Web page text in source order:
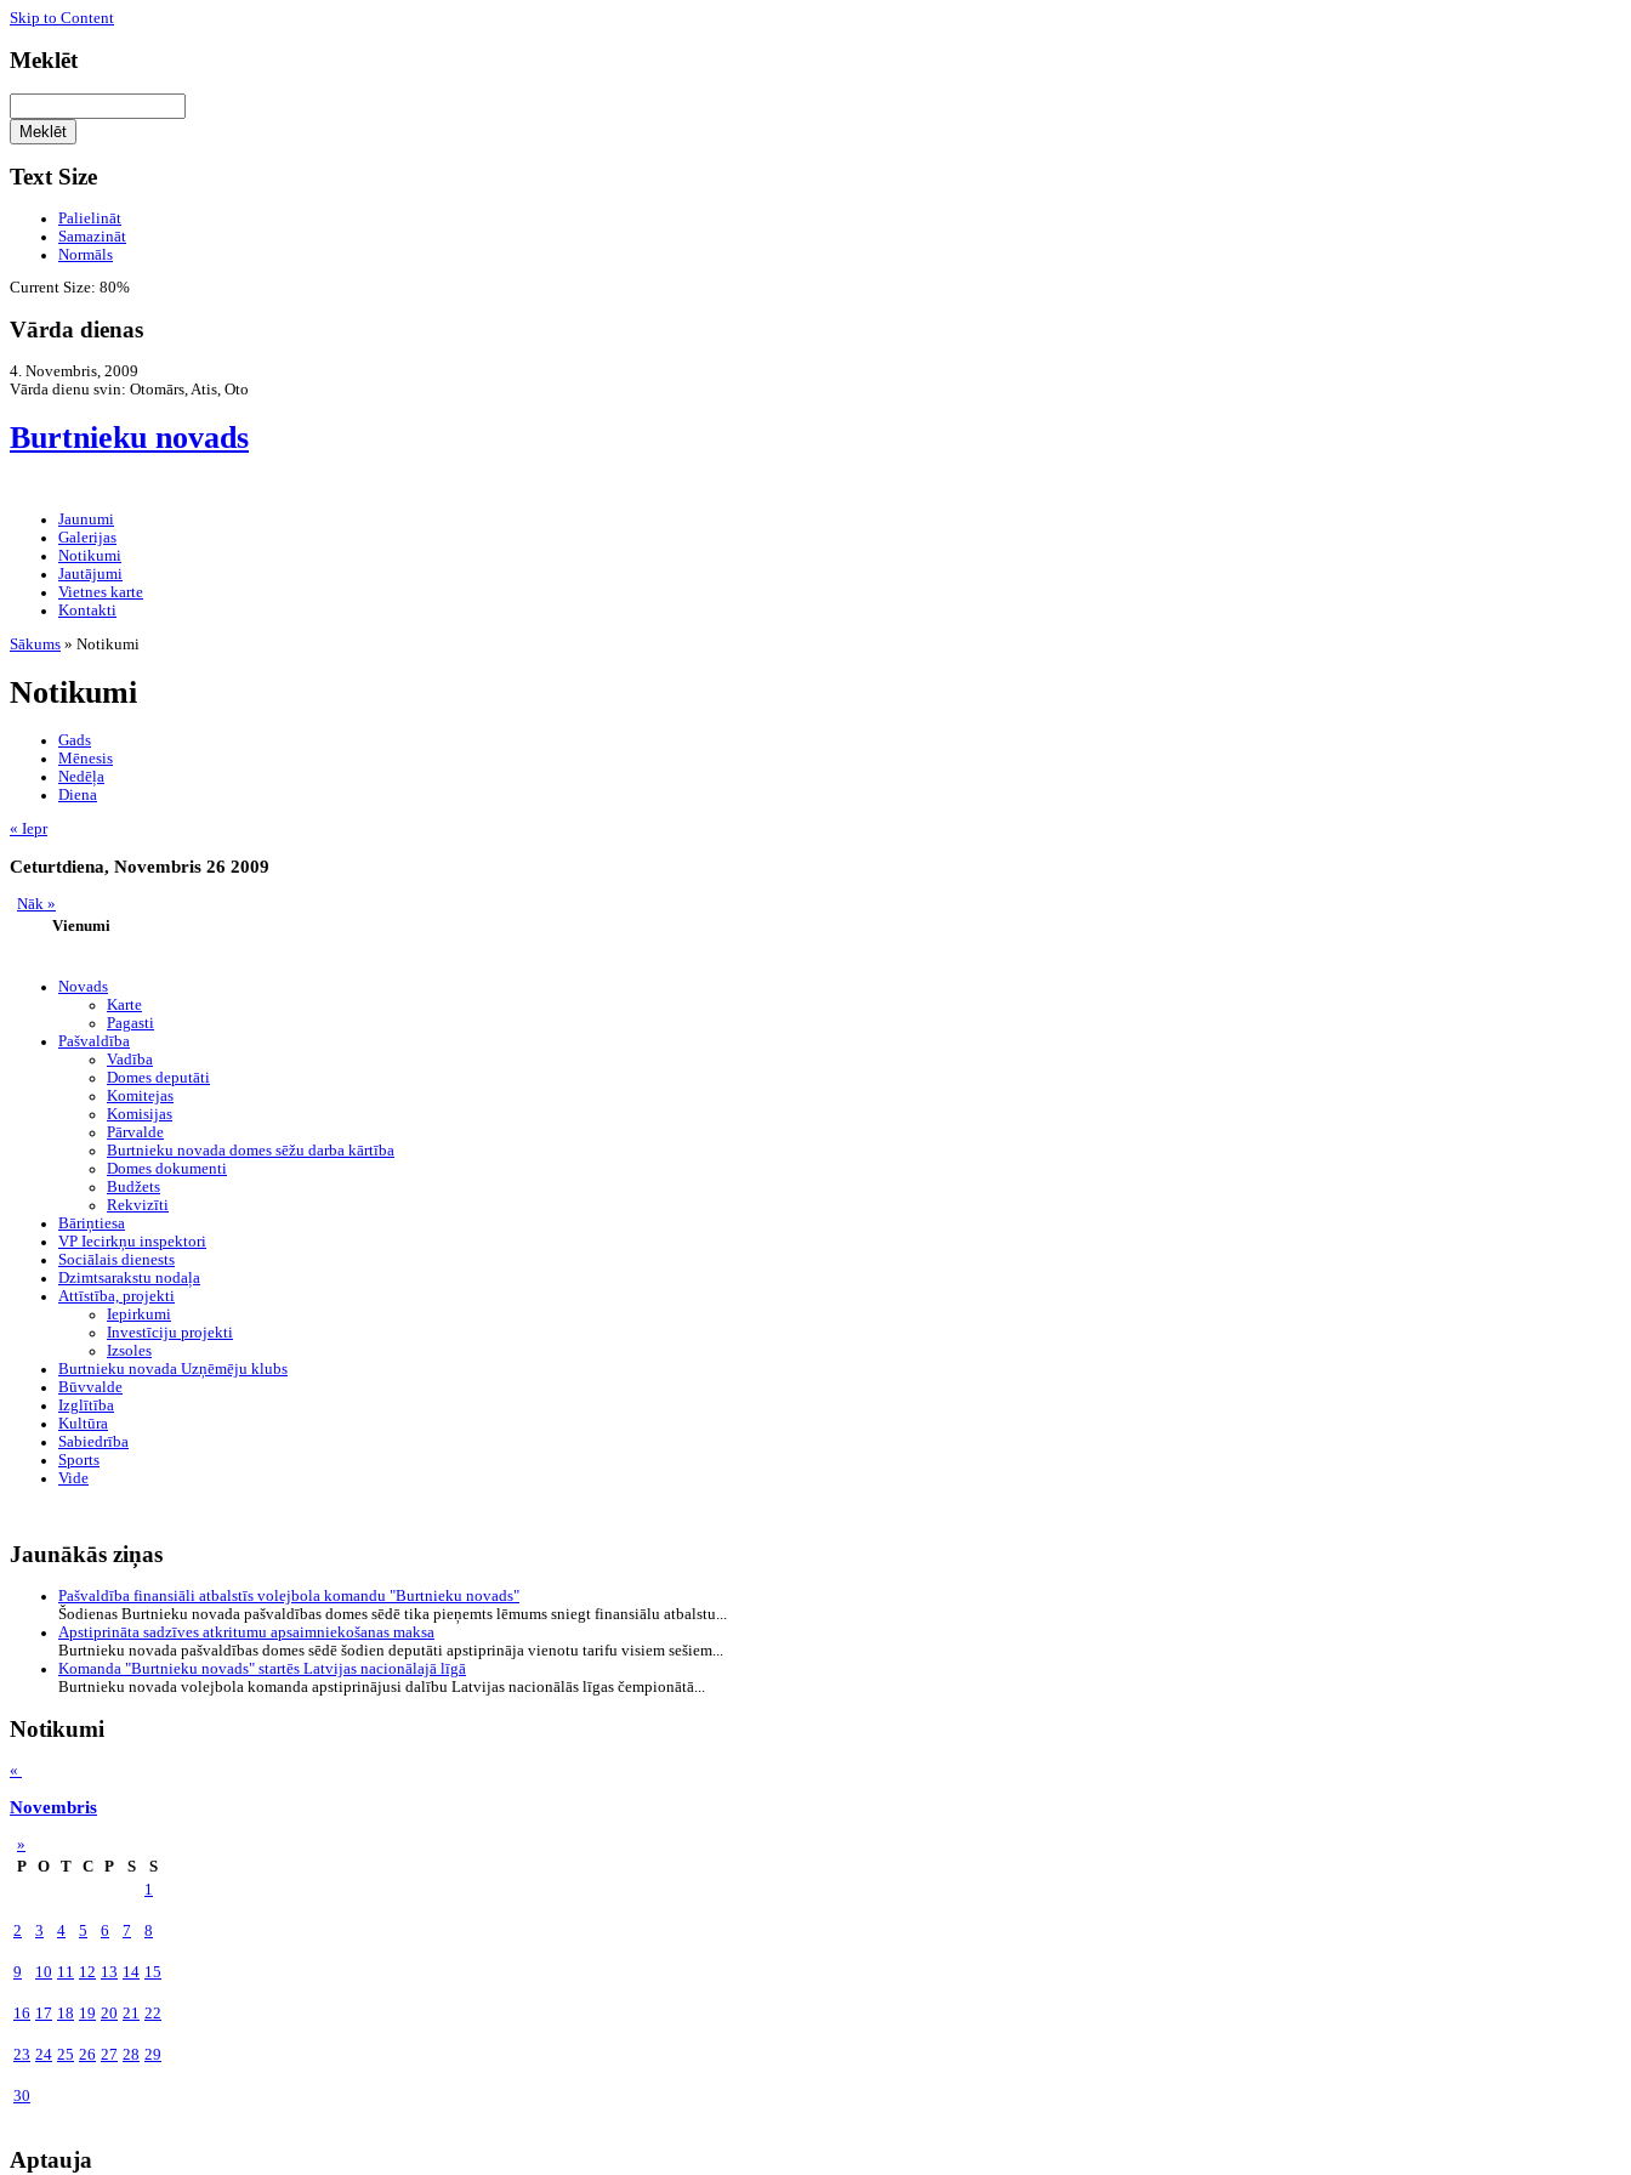
Skip to Content
Meklēt
Text Size
Palielināt
Samazināt
Normāls
Current Size: 80%
Vārda dienas
4. Novembris, 2009
Vārda dienu svin: Otomārs, Atis, Oto
Burtnieku novads
Jaunumi
Galerijas
Notikumi
Jautājumi
Vietnes karte
Kontakti
Sākums » Notikumi
Notikumi
Gads
Mēnesis
Nedēļa
Diena
« Iepr
Ceturtdiena, Novembris 26 2009
Nāk »
Vienumi
Novads
Karte
Pagasti
Pašvaldība
Vadība
Domes deputāti
Komitejas
Komisijas
Pārvalde
Burtnieku novada domes sēžu darba kārtība
Domes dokumenti
Budžets
Rekvizīti
Bāriņtiesa
VP Iecirkņu inspektori
Sociālais dienests
Dzimtsarakstu nodaļa
Attīstība, projekti
Iepirkumi
Investīciju projekti
Izsoles
Burtnieku novada Uzņēmēju klubs
Būvvalde
Izglītība
Kultūra
Sabiedrība
Sports
Vide
Jaunākās ziņas
Pašvaldība finansiāli atbalstīs volejbola komandu "Burtnieku novads"
Šodienas Burtnieku novada pašvaldības domes sēdē tika pieņemts lēmums sniegt finansiālu atbalstu...
Apstiprināta sadzīves atkritumu apsaimniekošanas maksa
Burtnieku novada pašvaldības domes sēdē šodien deputāti apstiprināja vienotu tarifu visiem sešiem...
Komanda "Burtnieku novads" startēs Latvijas nacionālajā līgā
Burtnieku novada volejbola komanda apstiprinājusi dalību Latvijas nacionālās līgas čempionātā...
Notikumi
«
Novembris
»
P
O T C P S
S
1
2 3 4 5 6 7 8
9 10 11 12 13 14 15
16 17 18 19 20 21 22
23 24 25 26 27 28 29
30
Aptauja